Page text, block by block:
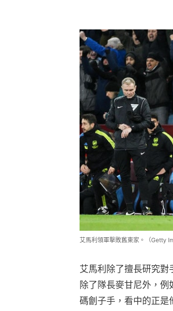
艾馬利領軍擊敗舊東家。（Getty
艾馬利除了擅長研究對
除了隊長麥甘尼外，
碼劊子手，看中的正是